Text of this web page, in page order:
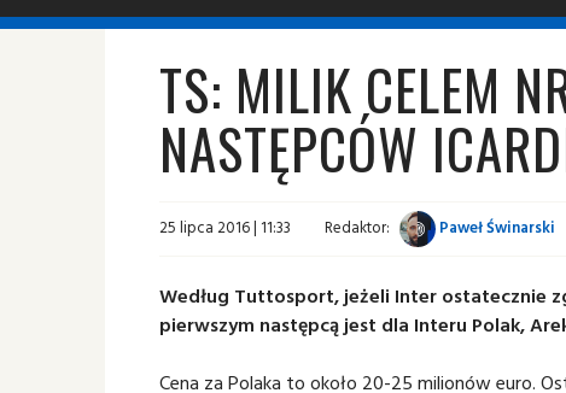
TS: MILIK CELEM
NASTĘPCÓW
25 lipca 2016 | 11:33 Redaktor: Paweł Świnarski
Według Tuttosport, jeżeli Inter ostatecznie
pierwszym następcą jest dla Interu Polak,
Cena za Polaka to około 20-25 milionów euro.